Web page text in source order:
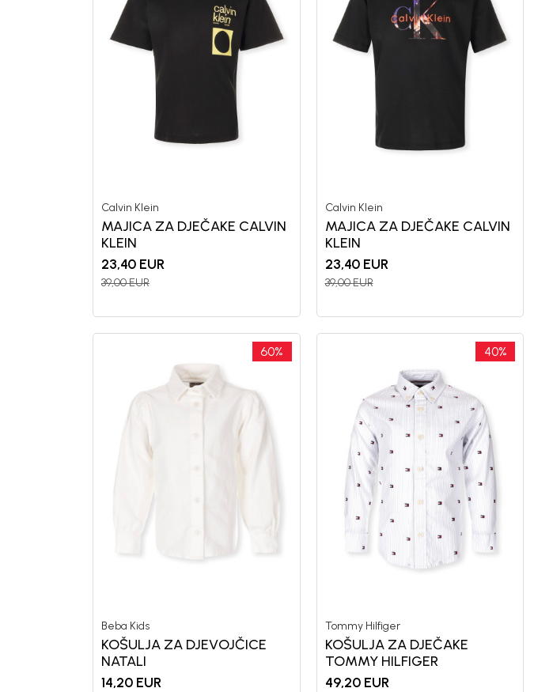
Calvin Klein
MAJICA ZA DJEČAKE CALVIN
KLEIN
23,40 EUR
39,00EUR
Calvin Klein
MAJICA ZA DJEČAKE CALVIN
KLEIN
23,40 EUR
39,00EUR
60%
Beba Kids
KOŠULJA ZA DJEVOJČICE
NATALI
14,20 EUR
40%
Tommy Hilfiger
KOŠULJA ZA DJEČAKE
TOMMY HILFIGER
49,20 EUR